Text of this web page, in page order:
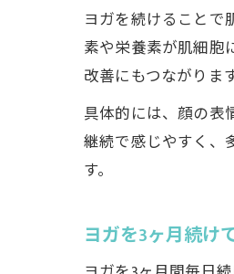
ヨガを続けることで
素や栄養素が肌細胞
改善にもつながります
具体的には、顔の表
継続で感じやすく、
す。
ヨガを3ヶ月続け